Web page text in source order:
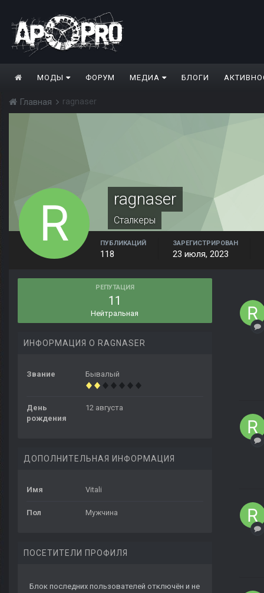
МОДЫ ФОРУМ МЕДИА БЛОГИ
Главная ragnaser
ragnaser
Сталкеры
ПУБЛИКАЦИЙ
118
ЗАРЕГИСТРИРОВАН
23 июля, 2023
РЕПУТАЦИЯ
11
Нейтральная
ИНФОРМАЦИЯ О RAGNASER
Звание Бывалый
День
рождения
12 августа
ДОПОЛНИТЕЛЬНАЯ ИНФОРМАЦИЯ
Имя Vitali
Пол Мужчина
ПОСЕТИТЕЛИ ПРОФИЛЯ
Блок последних пользователей отключён и не